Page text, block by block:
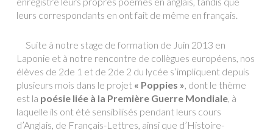
leurs correspondants en ont fait de même en français.
Suite à notre stage de formation de Juin 2013 en
Laponie et à notre rencontre de collègues européens, nos
élèves de 2de 1 et de 2de 2 du lycée s’impliquent depuis
plusieurs mois dans le projet « Poppies », dont le thème
est la poésie liée à la Première Guerre Mondiale, à
laquelle ils ont été sensibilisés pendant leurs cours
d’Anglais, de Français-Lettres, ainsi que d’Histoire-